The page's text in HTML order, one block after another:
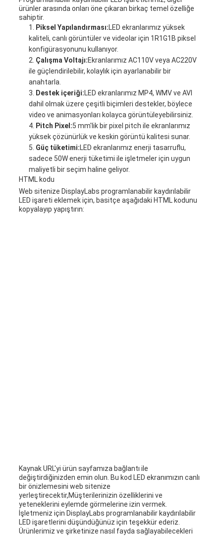
ürünler arasında onları öne çıkaran birkaç temel özelliğe
sahiptir.
Piksel Yapılandırması:LED ekranlarımız yüksek
kaliteli, canlı görüntüler ve videolar için 1R1G1B piksel
konfigürasyonunu kullanıyor.
Çalışma Voltajı:Ekranlarımız AC110V veya AC220V
ile güçlendirilebilir, kolaylık için ayarlanabilir bir
anahtarla.
Destek içeriği:LED ekranlarımız MP4, WMV ve AVI
dahil olmak üzere çeşitli biçimleri destekler, böylece
video ve animasyonları kolayca görüntüleyebilirsiniz.
Pitch Pixel:5 mm'lik bir pixel pitch ile ekranlarımız
yüksek çözünürlük ve keskin görüntü kalitesi sunar.
Güç tüketimi:LED ekranlarımız enerji tasarruflu,
sadece 50W enerji tüketimi ile işletmeler için uygun
maliyetli bir seçim haline geliyor.
HTML kodu
Web sitenize DisplayLabs programlanabilir kaydırılabilir
LED işareti eklemek için, basitçe aşağıdaki HTML kodunu
kopyalayıp yapıştırın:
Kaynak URL'yi ürün sayfamıza bağlantı ile
değiştirdiğinizden emin olun. Bu kod LED ekranımızın canlı
bir önizlemesini web sitenize
yerleştirecektir,Müşterilerinizin özelliklerini ve
yeteneklerini eylemde görmelerine izin vermek.
İşletmeniz için DisplayLabs programlanabilir kaydırılabilir
LED işaretlerini düşündüğünüz için teşekkür ederiz.
Ürünlerimiz ve şirketinize nasıl fayda sağlayabilecekleri